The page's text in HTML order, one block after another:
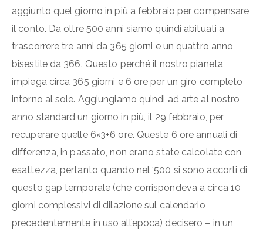
aggiunto quel giorno in più a febbraio per compensare
il conto. Da oltre 500 anni siamo quindi abituati a
trascorrere tre anni da 365 giorni e un quattro anno
bisestile da 366. Questo perché il nostro pianeta
impiega circa 365 giorni e 6 ore per un giro completo
intorno al sole. Aggiungiamo quindi ad arte al nostro
anno standard un giorno in più, il 29 febbraio, per
recuperare quelle 6×3+6 ore. Queste 6 ore annuali di
differenza, in passato, non erano state calcolate con
esattezza, pertanto quando nel ‘500 si sono accorti di
questo gap temporale (che corrispondeva a circa 10
giorni complessivi di dilazione sul calendario
precedentemente in uso all’epoca) decisero – in un